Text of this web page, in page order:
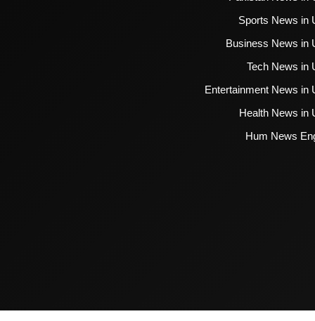
Sports News in
Business News in
Tech News in
Entertainment News in
Health News in
Hum News